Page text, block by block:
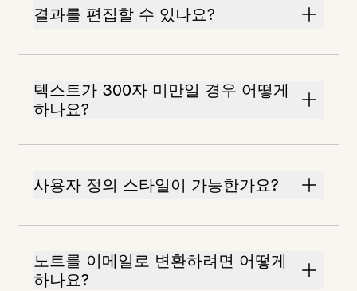
결과를 편집할 수 있나요?
텍스트가 300자 미만일 경우 어떻게
하나요?
사용자 정의 스타일이 가능한가요?
노트를 이메일로 변환하려면 어떻게
하나요?